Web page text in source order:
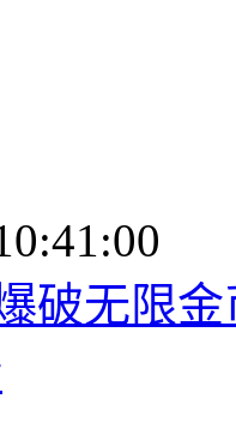
破无限